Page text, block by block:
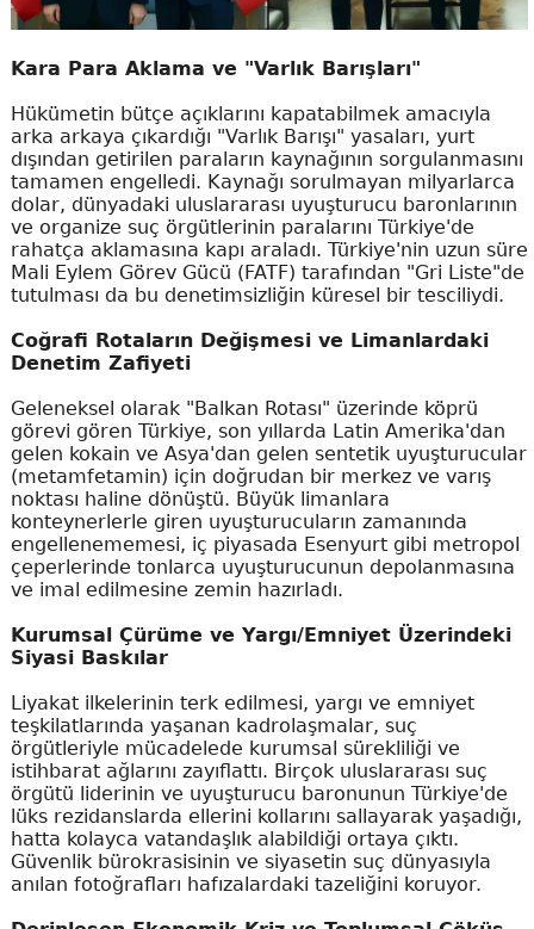
Kara Para Aklama ve "Varlık Barışları"
Hükümetin bütçe açıklarını kapatabilmek amacıyla
arka arkaya çıkardığı "Varlık Barışı" yasaları, yurt
dışından getirilen paraların kaynağının sorgulanmasını
tamamen engelledi. Kaynağı sorulmayan milyarlarca
dolar, dünyadaki uluslararası uyuşturucu baronlarının
ve organize suç örgütlerinin paralarını Türkiye'de
rahatça aklamasına kapı araladı. Türkiye'nin uzun süre
Mali Eylem Görev Gücü (FATF) tarafından "Gri Liste"de
tutulması da bu denetimsizliğin küresel bir tesciliydi.
Coğrafi Rotaların Değişmesi ve Limanlardaki
Denetim Zafiyeti
Geleneksel olarak "Balkan Rotası" üzerinde köprü
görevi gören Türkiye, son yıllarda Latin Amerika'dan
gelen kokain ve Asya'dan gelen sentetik uyuşturucular
(metamfetamin) için doğrudan bir merkez ve varış
noktası haline dönüştü. Büyük limanlara
konteynerlerle giren uyuşturucuların zamanında
engellenememesi, iç piyasada Esenyurt gibi metropol
çeperlerinde tonlarca uyuşturucunun depolanmasına
ve imal edilmesine zemin hazırladı.
Kurumsal Çürüme ve Yargı/Emniyet Üzerindeki
Siyasi Baskılar
Liyakat ilkelerinin terk edilmesi, yargı ve emniyet
teşkilatlarında yaşanan kadrolaşmalar, suç
örgütleriyle mücadelede kurumsal sürekliliği ve
istihbarat ağlarını zayıflattı. Birçok uluslararası suç
örgütü liderinin ve uyuşturucu baronunun Türkiye'de
lüks rezidanslarda ellerini kollarını sallayarak yaşadığı,
hatta kolayca vatandaşlık alabildiği ortaya çıktı.
Güvenlik bürokrasisinin ve siyasetin suç dünyasıyla
anılan fotoğrafları hafızalardaki tazeliğini koruyor.